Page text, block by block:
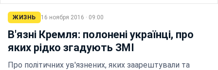
ЖИЗНЬ 16 ноября 2016 · 09:00
В'язні Кремля: полонені українці, про
яких рідко згадують ЗМІ
Про політичних ув'язнених, яких заарештували та